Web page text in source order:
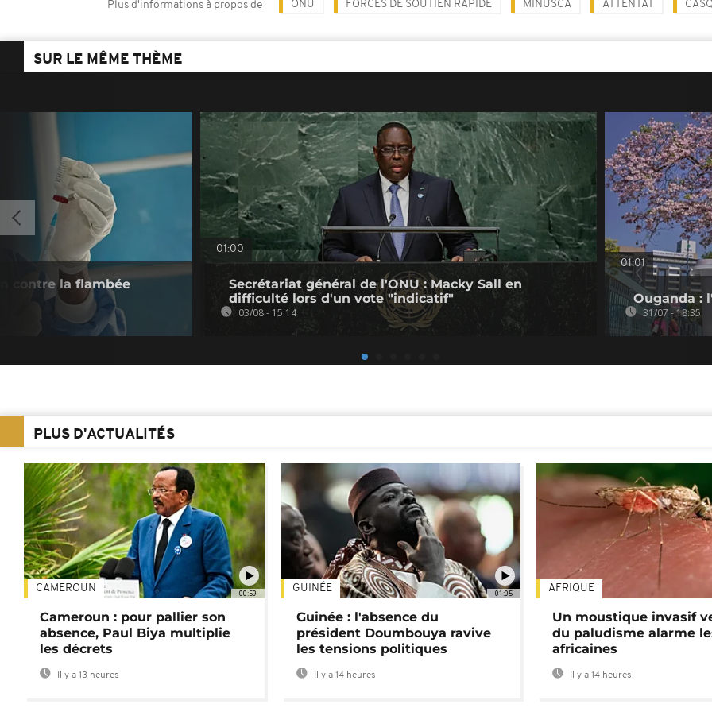
Plus d'informations à propos de ONU FORCES DE SOUTIEN RAPIDE MINUSCA ATTENTAT
SUR LE MÊME THÈME
contre la flambée
01:00
Secrétariat général de l'ONU : Macky Sall en
difficulté lors d'un vote "indicatif"
03/08 - 15:14
01:01
Ouganda :
31/07 - 18:35
PLUS D'ACTUALITÉS
00:59
CAMEROUN
Cameroun : pour pallier son
absence, Paul Biya multiplie
les décrets
Il y a 13 heures
01:05
GUINÉE
Guinée : l'absence du
président Doumbouya ravive
les tensions politiques
Il y a 14 heures
AFRIQUE
Un moustique invasif
du paludisme alarme
africaines
Il y a 14 heures